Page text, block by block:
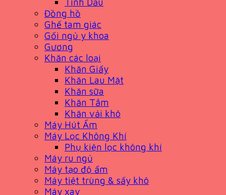
Đồng hồ
Ghế tam giác
Gối ngủ y khoa
Gương
Khăn các loại
Khăn Giấy
Khăn Lau Mặt
Khăn sữa
Khăn Tắm
Khăn vải khô
Máy Hút Ẩm
Máy Lọc Không Khí
Phụ kiện lọc không khí
Máy ru ngủ
Máy tạo độ ẩm
Máy tiệt trùng & sấy khô
Máy xay